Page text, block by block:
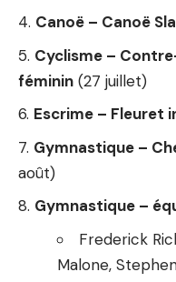
Canoë – Canoë
Cyclisme –
féminin (27 juillet)
Escrime – Fleuret
Gymnastique –
août)
Gymnastique –
Frederick
Malone,